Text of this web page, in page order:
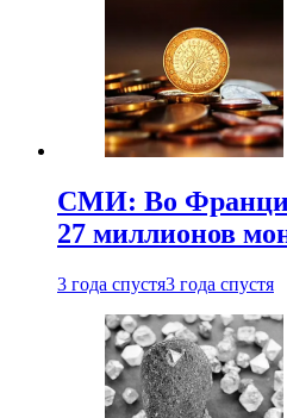
СМИ: Во
27 миллионов
3 года спустя3 года спустя